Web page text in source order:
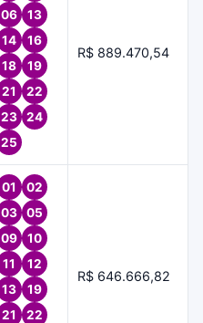
06
13
14
16
18
19
21
22
23
24
25
R$ 889.470,54
01
02
03
05
09
10
11
12
13
19
21
22
R$ 646.666,82